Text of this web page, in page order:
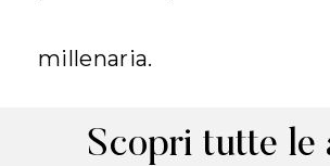
millenaria.
Scopri tutte le